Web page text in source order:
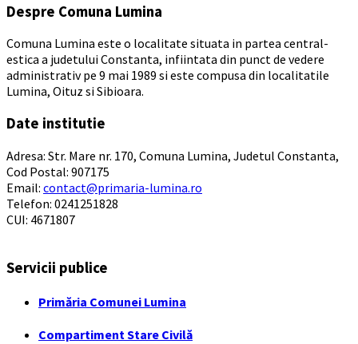
Despre Comuna Lumina
Comuna Lumina este o localitate situata in partea central-
estica a judetului Constanta, infiintata din punct de vedere
administrativ pe 9 mai 1989 si este compusa din localitatile
Lumina, Oituz si Sibioara.
Date institutie
Adresa: Str. Mare nr. 170, Comuna Lumina, Judetul Constanta,
Cod Postal: 907175
Email: contact@primaria-lumina.ro
Telefon: 0241251828
CUI: 4671807
Servicii publice
Primăria Comunei Lumina
Compartiment Stare Civilă